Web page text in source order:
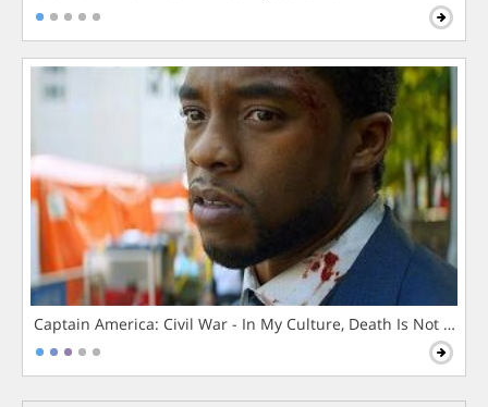
Captain America: Civil War - In My Culture, Death Is Not The